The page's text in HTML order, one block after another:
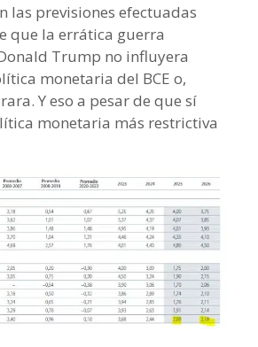
las previsiones efectuadas
que la errática guerra
Trump no influyera
monetaria del BCE o,
Y eso a pesar de que sí
monetaria más restrictiva